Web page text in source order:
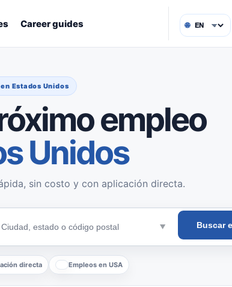
Career guides 🌐
Estados Unidos
empleo
Unidos
sin costo y con aplicación directa.
Buscar
directa Empleos en USA